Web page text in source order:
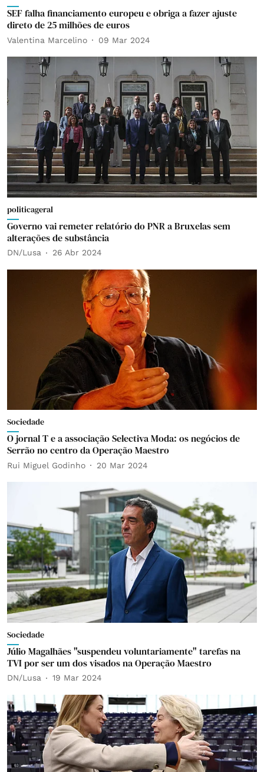
SEF falha financiamento europeu e obriga a fazer ajuste
direto de 25 milhões de euros
Valentina Marcelino 09 Mar 2024
politicageral
Governo vai remeter relatório do PNR a Bruxelas sem
alterações de substância
DN/Lusa 26 Abr 2024
Sociedade
O jornal T e a associação Selectiva Moda: os negócios de
Serrão no centro da Operação Maestro
Rui Miguel Godinho 20 Mar 2024
Sociedade
Júlio Magalhães "suspendeu voluntariamente" tarefas na
TVI por ser um dos visados na Operação Maestro
DN/Lusa 19 Mar 2024